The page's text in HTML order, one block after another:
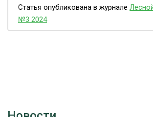
Статья опубликована в журнале
№3 2024